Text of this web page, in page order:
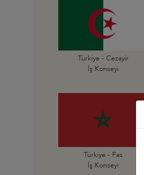
Türkiye - Cezayir
İş Konseyi
Türkiye - Fas
İş Konseyi